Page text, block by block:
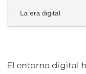
La era digital
El entorno digital